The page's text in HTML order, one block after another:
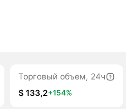
Торговый объем, 24ч
$ 133,2+154%